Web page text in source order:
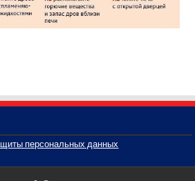
персональных данных